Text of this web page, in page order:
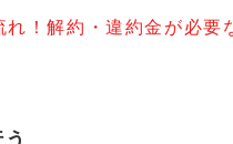
！解約・違約金が必要